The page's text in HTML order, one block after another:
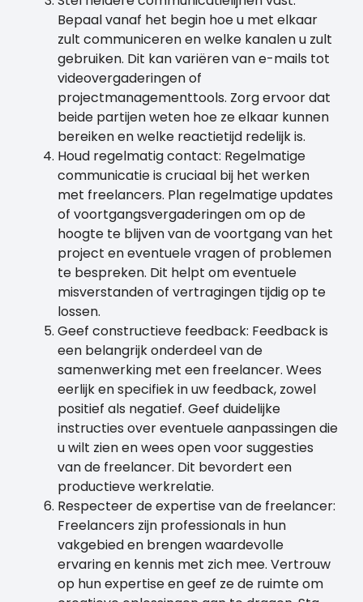
Bepaal vanaf het begin hoe u met elkaar
zult communiceren en welke kanalen u zult
gebruiken. Dit kan variëren van e-mails tot
videovergaderingen of
projectmanagementtools. Zorg ervoor dat
beide partijen weten hoe ze elkaar kunnen
bereiken en welke reactietijd redelijk is.
Houd regelmatig contact: Regelmatige
communicatie is cruciaal bij het werken
met freelancers. Plan regelmatige updates
of voortgangsvergaderingen om op de
hoogte te blijven van de voortgang van het
project en eventuele vragen of problemen
te bespreken. Dit helpt om eventuele
misverstanden of vertragingen tijdig op te
lossen.
Geef constructieve feedback: Feedback is
een belangrijk onderdeel van de
samenwerking met een freelancer. Wees
eerlijk en specifiek in uw feedback, zowel
positief als negatief. Geef duidelijke
instructies over eventuele aanpassingen die
u wilt zien en wees open voor suggesties
van de freelancer. Dit bevordert een
productieve werkrelatie.
Respecteer de expertise van de freelancer:
Freelancers zijn professionals in hun
vakgebied en brengen waardevolle
ervaring en kennis met zich mee. Vertrouw
op hun expertise en geef ze de ruimte om